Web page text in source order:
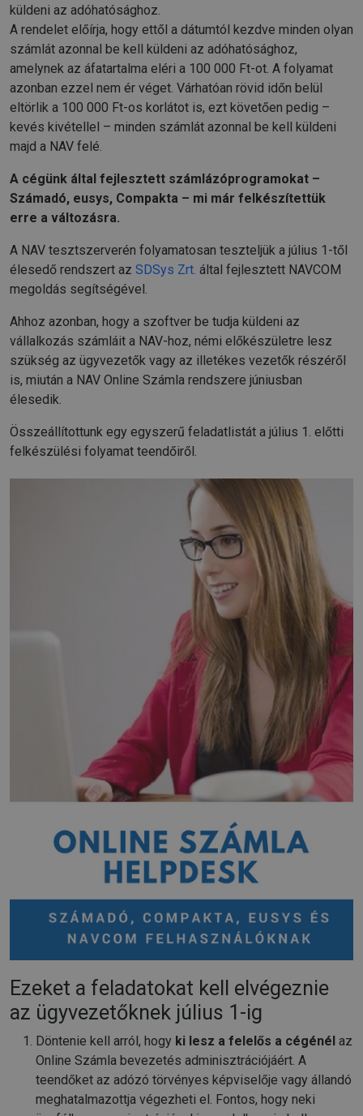
küldeni az adóhatósághoz.
A rendelet előírja, hogy ettől a dátumtól kezdve minden olyan
számlát azonnal be kell küldeni az adóhatósághoz,
amelynek az áfatartalma eléri a 100 000 Ft-ot. A folyamat
azonban ezzel nem ér véget. Várhatóan rövid időn belül
eltörlik a 100 000 Ft-os korlátot is, ezt követően pedig –
kevés kivétellel – minden számlát azonnal be kell küldeni
majd a NAV felé.
A cégünk által fejlesztett számlázóprogramokat –
Számadó, eusys, Compakta – mi már felkészítettük
erre a változásra.
A NAV tesztszerverén folyamatosan teszteljük a július 1-től
élesedő rendszert az SDSys Zrt. által fejlesztett NAVCOM
megoldás segítségével.
Ahhoz azonban, hogy a szoftver be tudja küldeni az
vállalkozás számláit a NAV-hoz, némi előkészületre lesz
szükség az ügyvezetők vagy az illetékes vezetők részéről
is, miután a NAV Online Számla rendszere júniusban
élesedik.
Összeállítottunk egy egyszerű feladatlistát a július 1. előtti
felkészülési folyamat teendőiről.
Ezeket a feladatokat kell elvégeznie
az ügyvezetőknek július 1-ig
Döntenie kell arról, hogy ki lesz a felelős a cégénél az
Online Számla bevezetés adminisztrációjáért. A
teendőket az adózó törvényes képviselője vagy állandó
meghatalmazottja végezheti el. Fontos, hogy neki